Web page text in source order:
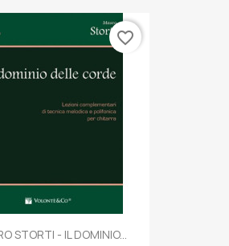
STORTI - IL DOMINIO...
favorite_border